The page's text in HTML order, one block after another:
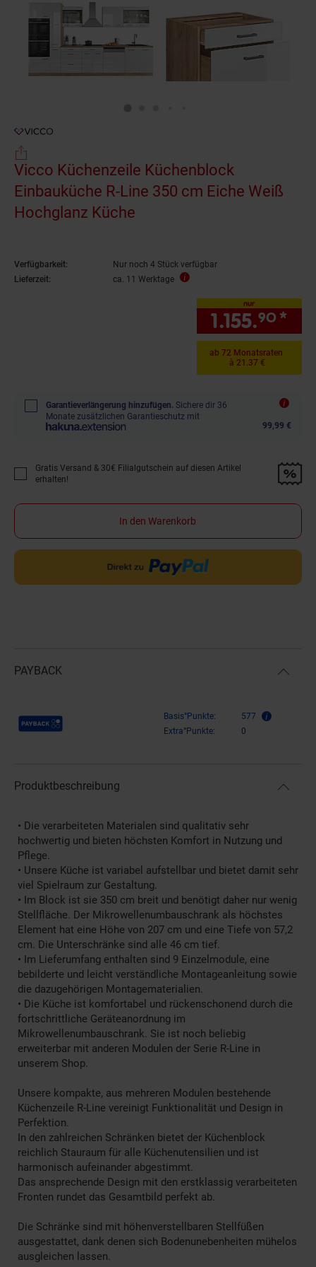
Vicco Küchenzeile Küchenblock
Einbauküche R-Line 350 cm Eiche Weiß
Hochglanz Küche
Verfügbarkeit:
Nur noch 4 Stück verfügbar
Lieferzeit:
ca. 11 Werktage
nur
1.155.90 *
ab 72 Monatsraten
à 21.37 €
Garantieverlängerung hinzufügen. Sichere dir 36
Monate zusätzlichen Garantieschutz mit
99,99 €
Promotion "Gratis Versand &amp; 30€ Filialgutschein auf diesen Artikel
Gratis Versand & 30€ Filialgutschein auf diesen Artikel
erhalten!
In den Warenkorb
PAYBACK
Payback Punkte Basis°Punkte:
577
Extra°Punkte:
0
Produktbeschreibung
• Die verarbeiteten Materialen sind qualitativ sehr
hochwertig und bieten höchsten Komfort in Nutzung und
Pflege.
• Unsere Küche ist variabel aufstellbar und bietet damit sehr
viel Spielraum zur Gestaltung.
• Im Block ist sie 350 cm breit und benötigt daher nur wenig
Stellfläche. Der Mikrowellenumbauschrank als höchstes
Element hat eine Höhe von 207 cm und eine Tiefe von 57,2
cm. Die Unterschränke sind alle 46 cm tief.
• Im Lieferumfang enthalten sind 9 Einzelmodule, eine
bebilderte und leicht verständliche Montageanleitung sowie
die dazugehörigen Montagematerialien.
• Die Küche ist komfortabel und rückenschonend durch die
fortschrittliche Geräteanordnung im
Mikrowellenumbauschrank. Sie ist noch beliebig
erweiterbar mit anderen Modulen der Serie R-Line in
unserem Shop.
Unsere kompakte, aus mehreren Modulen bestehende
Küchenzeile R-Line vereinigt Funktionalität und Design in
Perfektion.
In den zahlreichen Schränken bietet der Küchenblock
reichlich Stauraum für alle Küchenutensilien und ist
harmonisch aufeinander abgestimmt.
Das ansprechende Design mit den erstklassig verarbeiteten
Fronten rundet das Gesamtbild perfekt ab.
Die Schränke sind mit höhenverstellbaren Stellfüßen
ausgestattet, dank denen sich Bodenunebenheiten mühelos
ausgleichen lassen.